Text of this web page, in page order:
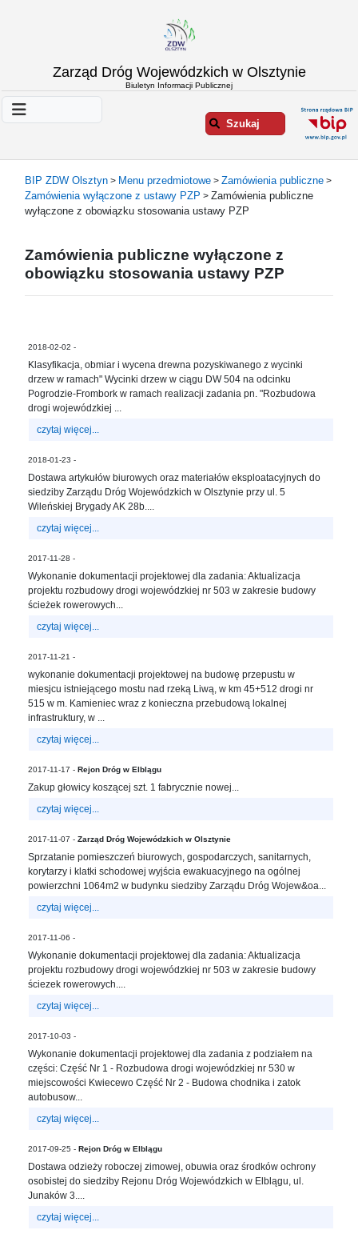
Zarząd Dróg Wojewódzkich w Olsztynie
Biuletyn Informacji Publicznej
Szukaj
Informacje
o
drogach
raporty
komunikacji
Załatw
sprawę
Praca
mienia
majątkowego
Zamówienia
publiczne
Ochrona
danych
osobowych
Deklaracja
dostępności
Kontakt
Automatically
Hierarchic
Categories
Menu
Version
2.1.0
Atakan
Docs:
https://atakanau.blogspot.com/2021/01/automatic-
menu-
plugin.html
Active
KANE
(kanewp)
BIP ZDW Olsztyn > Menu przedmiotowe > Zamówienia publiczne >
Zamówienia wyłączone z ustawy PZP > Zamówienia publiczne
wyłączone z obowiązku stosowania ustawy PZP
Zamówienia publiczne wyłączone z
obowiązku stosowania ustawy PZP
2018-02-02 -
Klasyfikacja, obmiar i wycena drewna pozyskiwanego z wycinki
drzew w ramach" Wycinki drzew w ciągu DW 504 na odcinku
Pogrodzie-Frombork w ramach realizacji zadania pn. "Rozbudowa
drogi wojewódzkiej ...
czytaj więcej...
2018-01-23 -
Dostawa artykułów biurowych oraz materiałów eksploatacyjnych do
siedziby Zarządu Dróg Wojewódzkich w Olsztynie przy ul. 5
Wileńskiej Brygady AK 28b....
czytaj więcej...
2017-11-28 -
Wykonanie dokumentacji projektowej dla zadania: Aktualizacja
projektu rozbudowy drogi wojewódzkiej nr 503 w zakresie budowy
ścieżek rowerowych...
czytaj więcej...
2017-11-21 -
wykonanie dokumentacji projektowej na budowę przepustu w
miesjcu istniejącego mostu nad rzeką Liwą, w km 45+512 drogi nr
515 w m. Kamieniec wraz z konieczna przebudową lokalnej
infrastruktury, w ...
czytaj więcej...
2017-11-17 - Rejon Dróg w Elblągu
Zakup głowicy koszącej szt. 1 fabrycznie nowej...
czytaj więcej...
2017-11-07 - Zarząd Dróg Wojewódzkich w Olsztynie
Sprzatanie pomieszczeń biurowych, gospodarczych, sanitarnych,
korytarzy i klatki schodowej wyjścia ewakuacyjnego na ogólnej
powierzchni 1064m2 w budynku siedziby Zarządu Dróg Wojew&oa...
czytaj więcej...
2017-11-06 -
Wykonanie dokumentacji projektowej dla zadania: Aktualizacja
projektu rozbudowy drogi wojewódzkiej nr 503 w zakresie budowy
ściezek rowerowych....
czytaj więcej...
2017-10-03 -
Wykonanie dokumentacji projektowej dla zadania z podziałem na
części: Część Nr 1 - Rozbudowa drogi wojewódzkiej nr 530 w
miejscowości Kwiecewo Część Nr 2 - Budowa chodnika i zatok
autobusow...
czytaj więcej...
2017-09-25 - Rejon Dróg w Elblągu
Dostawa odzieży roboczej zimowej, obuwia oraz środków ochrony
osobistej do siedziby Rejonu Dróg Wojewódzkich w Elblągu, ul.
Junaków 3....
czytaj więcej...